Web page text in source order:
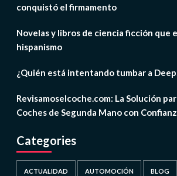
conquistó el firmamento
Novelas y libros de ciencia ficción que
hispanismo
¿Quién está intentando tumbar a
Revisamoselcoche.com: La Solución
Coches de Segunda Mano con
Categories
ACTUALIDAD AUTOMOCIÓN BLOG